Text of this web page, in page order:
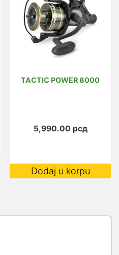
TACTIC POWER 8000
5,990.00 рсд
Dodaj u korpu